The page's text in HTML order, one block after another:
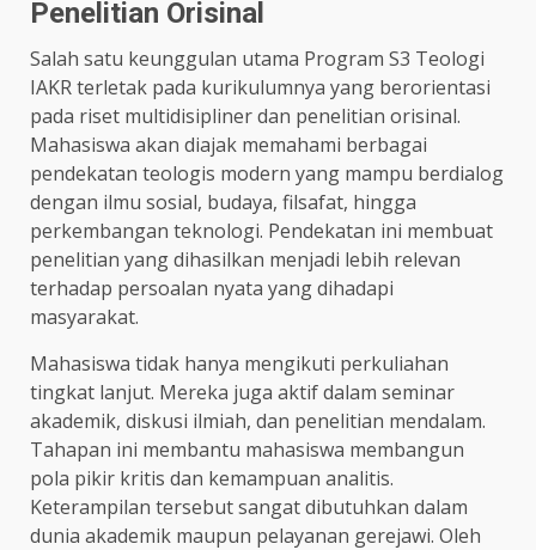
Penelitian Orisinal
Salah satu keunggulan utama Program S3 Teologi
IAKR terletak pada kurikulumnya yang berorientasi
pada riset multidisipliner dan penelitian orisinal.
Mahasiswa akan diajak memahami berbagai
pendekatan teologis modern yang mampu berdialog
dengan ilmu sosial, budaya, filsafat, hingga
perkembangan teknologi. Pendekatan ini membuat
penelitian yang dihasilkan menjadi lebih relevan
terhadap persoalan nyata yang dihadapi
masyarakat.
Mahasiswa tidak hanya mengikuti perkuliahan
tingkat lanjut. Mereka juga aktif dalam seminar
akademik, diskusi ilmiah, dan penelitian mendalam.
Tahapan ini membantu mahasiswa membangun
pola pikir kritis dan kemampuan analitis.
Keterampilan tersebut sangat dibutuhkan dalam
dunia akademik maupun pelayanan gerejawi. Oleh